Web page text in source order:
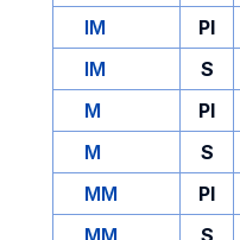
IM PI
IM
S
M
PI
M
S
MM
PI
MM
S